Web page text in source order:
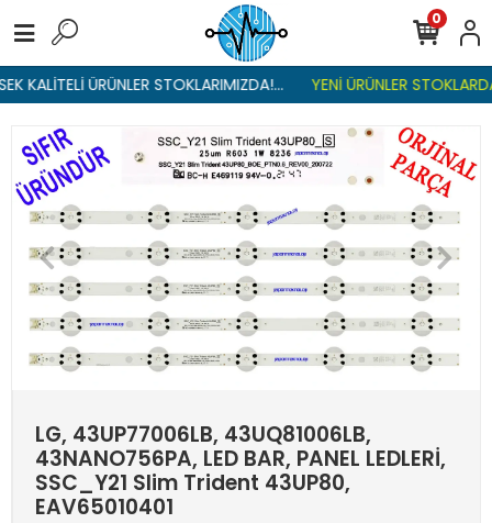
KALİTELİ ÜRÜNLER STOKLARIMIZDA!... YENİ ÜRÜNLER
0
LG, 43UP77006LB, 43UQ81006LB,
43NANO756PA, LED BAR, PANEL LEDLERİ,
SSC_Y21 Slim Trident 43UP80,
EAV65010401